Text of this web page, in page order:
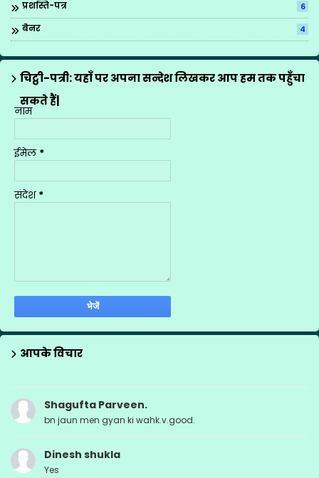
प्रशस्ति-पत्र 6
बैनर 4
मीना मंच के गीत 12
राज्य अध्यापक पुरस्कार
शासनादेश
शिक्षक प्रशिक्षण
शिक्षण योजनाएँ
सूचना
चिट्ठी-पत्री: यहाँ पर अपना सन्देश लिखकर आप हम तक पहुँचा
सकते हैं|
नाम
ईमेल *
संदेश *
आपके विचार
Shagufta Parveen.
bn jaun men gyan ki wahk.v.good.
Dinesh shukla
Yes